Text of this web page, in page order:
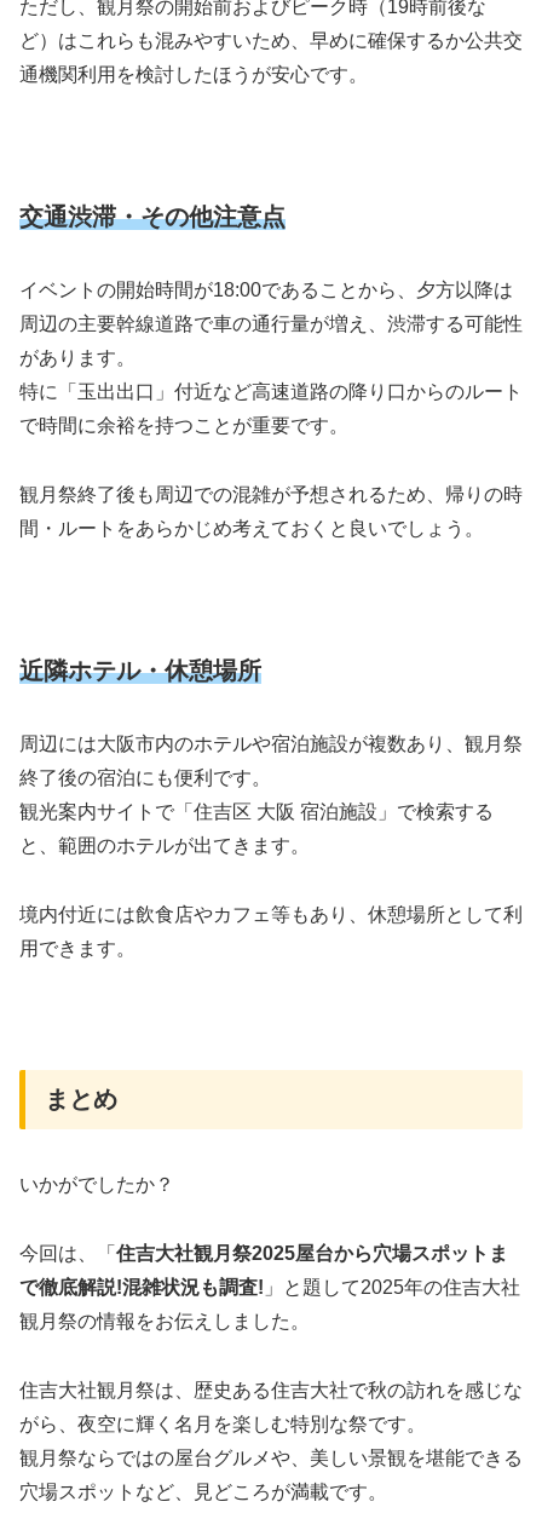
ただし、観月祭の開始前およびピーク時（19時前後な
ど）はこれらも混みやすいため、早めに確保するか公共交
通機関利用を検討したほうが安心です。
交通渋滞・その他注意点
イベントの開始時間が18:00であることから、夕方以降は
周辺の主要幹線道路で車の通行量が増え、渋滞する可能性
があります。
特に「玉出出口」付近など高速道路の降り口からのルート
で時間に余裕を持つことが重要です。
観月祭終了後も周辺での混雑が予想されるため、帰りの時
間・ルートをあらかじめ考えておくと良いでしょう。
近隣ホテル・休憩場所
周辺には大阪市内のホテルや宿泊施設が複数あり、観月祭
終了後の宿泊にも便利です。
観光案内サイトで「住吉区 大阪 宿泊施設」で検索する
と、範囲のホテルが出てきます。
境内付近には飲食店やカフェ等もあり、休憩場所として利
用できます。
まとめ
いかがでしたか？
今回は、「 住吉大社観月祭2025屋台から穴場スポットま
で徹底解説!混雑状況も調査! 」と題して2025年の住吉大社
観月祭の情報をお伝えしました。
住吉大社観月祭は、歴史ある住吉大社で秋の訪れを感じな
がら、夜空に輝く名月を楽しむ特別な祭です。
観月祭ならではの屋台グルメや、美しい景観を堪能できる
穴場スポットなど、見どころが満載です。